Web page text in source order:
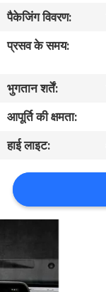
गुणवत्ता
संपर्क
करें
समाचार
साइटमैप
पैकेजिंग विवरण:
प्रसव के समय:
भुगतान शर्तें:
आपूर्ति की क्षमता:
हाई लाइट: